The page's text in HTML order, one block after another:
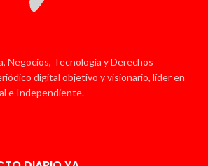
Negocios, Tecnología y Derechos
digital objetivo y visionario, líder en
e Independiente.